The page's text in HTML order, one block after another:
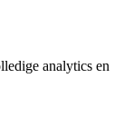
analytics en